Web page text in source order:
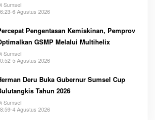
Sumsel
6 Agustus 2026
Pengentasan Kemiskinan, Pemprov
GSMP Melalui Multihelix
Sumsel
5 Agustus 2026
Deru Buka Gubernur Sumsel Cup
Tahun 2026
Sumsel
4 Agustus 2026